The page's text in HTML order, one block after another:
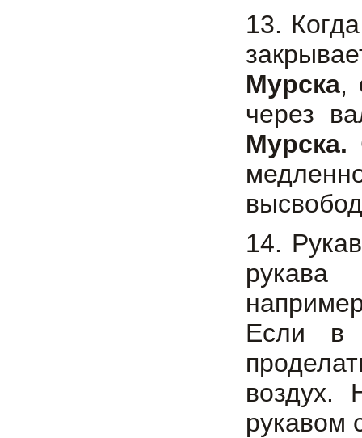
13.
Мурска,
через
Мурска.
14.
Если в
воздух.
рукавом